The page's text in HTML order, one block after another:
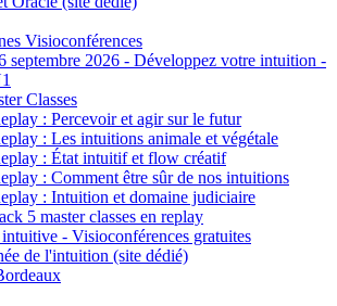
Visioconférences
septembre 2026 - Développez votre intuition -
Classes
: Percevoir et agir sur le futur
: Les intuitions animale et végétale
: État intuitif et flow créatif
: Comment être sûr de nos intuitions
: Intuition et domaine judiciaire
5 master classes en replay
- Visioconférences gratuites
de l'intuition (site dédié)